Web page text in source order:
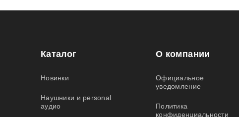
Каталог
Новинки
Наушники и personal
аудио
О компании
Официальное
уведомление
Политика
конфиденциальности